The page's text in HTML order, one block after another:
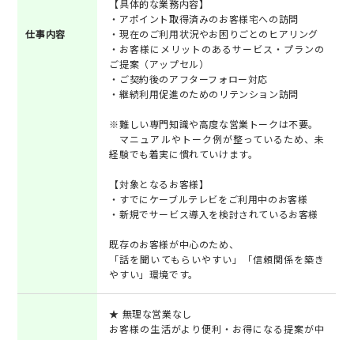
仕事内容
【具体的な業務内容】
・アポイント取得済みのお客様宅への訪問
・現在のご利用状況やお困りごとのヒアリング
・お客様にメリットのあるサービス・プランの
ご提案（アップセル）
・ご契約後のアフターフォロー対応
・継続利用促進のためのリテンション訪問
※難しい専門知識や高度な営業トークは不要。
マニュアルやトーク例が整っているため、未
経験でも着実に慣れていけます。
【対象となるお客様】
・すでにケーブルテレビをご利用中のお客様
・新規でサービス導入を検討されているお客様
既存のお客様が中心のため、
「話を聞いてもらいやすい」「信頼関係を築き
やすい」環境です。
★ 無理な営業なし
お客様の生活がより便利・お得になる提案が中